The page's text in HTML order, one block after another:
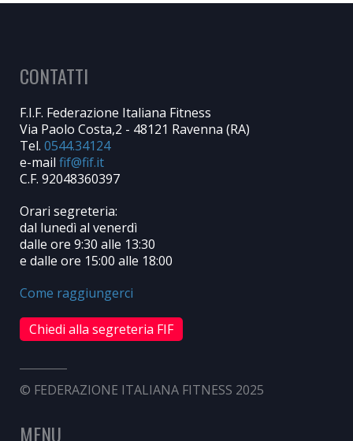
CONTATTI
F.I.F. Federazione Italiana Fitness
Via Paolo Costa,2 - 48121 Ravenna (RA)
Tel. 0544.34124
e-mail
C.F. 92048360397
Orari segreteria:
dal lunedì al venerdì
dalle ore 9:30 alle 13:30
e dalle ore 15:00 alle 18:00
Come raggiungerci
Chiedi alla segreteria FIF
© FEDERAZIONE ITALIANA FITNESS 2025
MENU